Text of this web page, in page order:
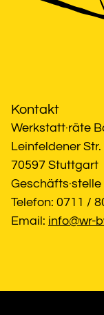
Kontakt
Werkstatt·räte
Leinfeldener Str.
70597 Stuttgart
Geschäfts·stelle
Telefon: 0711 /
Email: info@wr-